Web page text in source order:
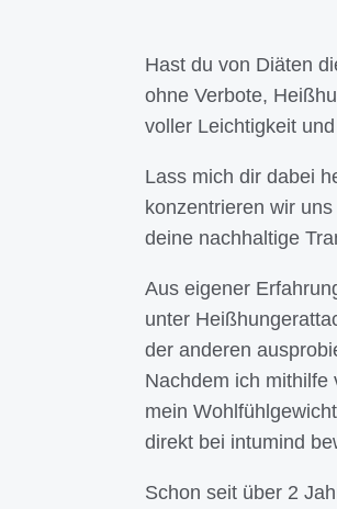
Hast du von Diäten
ohne Verbote,
voller Leichtigkeit
Lass mich dir dabei
konzentrieren wir
deine nachhaltige
Aus eigener
unter
der anderen
Nachdem ich mithilfe
mein
direkt bei intumind
Schon seit über 2